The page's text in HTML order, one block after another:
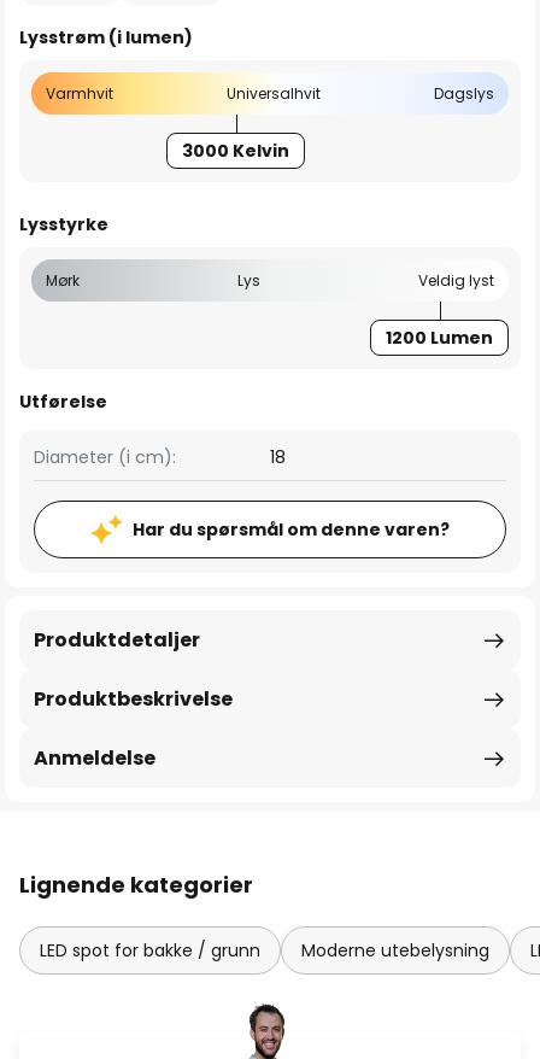
Lysstrøm (i lumen)
Varmhvit Universalhvit Dagslys
3000 Kelvin
Lysstyrke
Mørk Lys Veldig lyst
1200 Lumen
Utførelse
Diameter (i cm): 18
Har du spørsmål om denne varen?
Produktbeskrivelse
Produktdetaljer
Anmeldelse
Lignende kategorier
LED spot for bakke / grunn Moderne utebelysning